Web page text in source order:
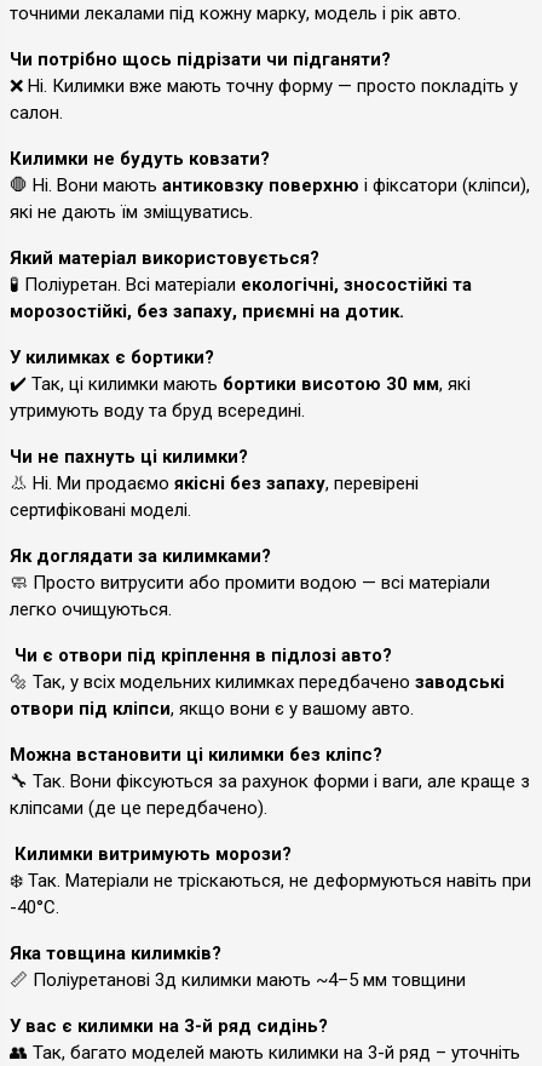
точними лекалами під кожну марку, модель і рік авто.
Чи потрібно щось підрізати чи підганяти?
❌ Ні. Килимки вже мають точну форму — просто покладіть у
салон.
Килимки не будуть ковзати?
🛑 Ні. Вони мають антиковзку поверхню і фіксатори (кліпси),
які не дають їм зміщуватись.
Який матеріал використовується?
🧪 Поліуретан. Всі матеріали екологічні, зносостійкі та
морозостійкі, без запаху, приємні на дотик.
У килимках є бортики?
✔️ Так, ці килимки мають бортики висотою 30 мм, які
утримують воду та бруд всередині.
Чи не пахнуть ці килимки?
👃 Ні. Ми продаємо якісні без запаху, перевірені
сертифіковані моделі.
Як доглядати за килимками?
🧼 Просто витрусити або промити водою — всі матеріали
легко очищуються.
Чи є отвори під кріплення в підлозі авто?
🔩 Так, у всіх модельних килимках передбачено заводські
отвори під кліпси, якщо вони є у вашому авто.
Можна встановити ці килимки без кліпс?
🔧 Так. Вони фіксуються за рахунок форми і ваги, але краще з
кліпсами (де це передбачено).
Килимки витримують морози?
❄️ Так. Матеріали не тріскаються, не деформуються навіть при
-40°C.
Яка товщина килимків?
📏 Поліуретанові 3д килимки мають ~4–5 мм товщини
У вас є килимки на 3-й ряд сидінь?
👥 Так, багато моделей мають килимки на 3-й ряд – уточніть